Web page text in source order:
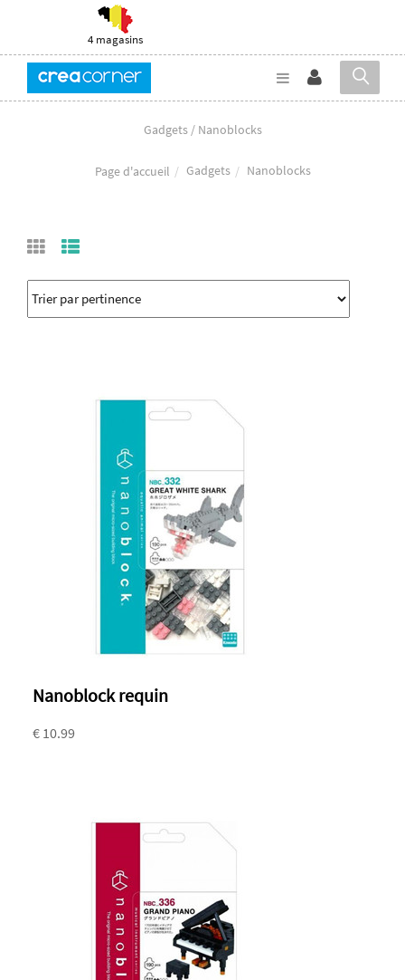
4 magasins
Gadgets / Nanoblocks
Page d'accueil Gadgets Nanoblocks
Nanoblock requin
€ 10.99